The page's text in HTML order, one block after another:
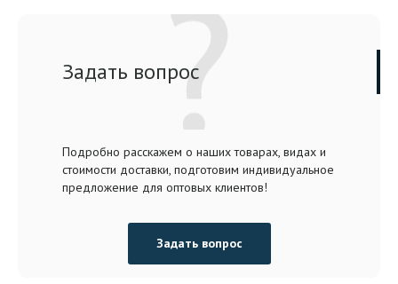
Задать вопрос
Подробно расскажем о наших товарах, видах и
стоимости доставки, подготовим индивидуальное
предложение для оптовых клиентов!
Задать вопрос